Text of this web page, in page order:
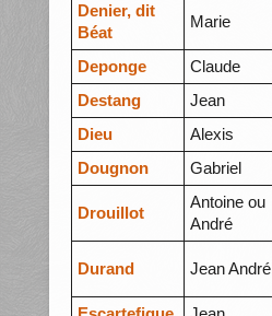
Denier, dit
Béat
Marie
Deponge Claude
Destang
Jean
Dieu
Alexis
Dougnon
Gabriel
Drouillot
Antoine ou
André
Durand Jean André